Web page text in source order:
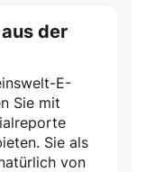
der
E-
Sie mit
Sie als
von